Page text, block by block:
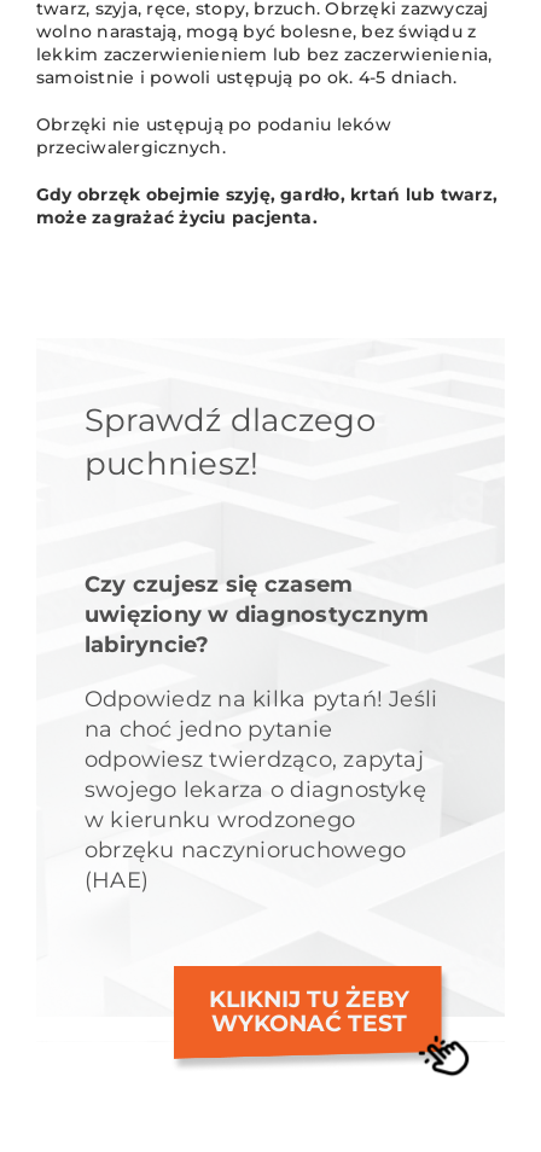
twarz, szyja, ręce, stopy, brzuch. Obrzęki zazwyczaj
wolno narastają, mogą być bolesne, bez świądu z
lekkim zaczerwienieniem lub bez zaczerwienienia,
samoistnie i powoli ustępują po ok. 4-5 dniach.
Obrzęki nie ustępują po podaniu leków
przeciwalergicznych.
Gdy obrzęk obejmie szyję, gardło, krtań lub twarz,
może zagrażać życiu pacjenta.
Sprawdź dlaczego
puchniesz!
Czy czujesz się czasem
uwięziony w diagnostycznym
labiryncie?
Odpowiedz na kilka pytań! Jeśli
na choć jedno pytanie
odpowiesz twierdząco, zapytaj
swojego lekarza o diagnostykę
w kierunku wrodzonego
obrzęku naczynioruchowego
(HAE)
KLIKNIJ TU ŻEBY
WYKONAĆ TEST